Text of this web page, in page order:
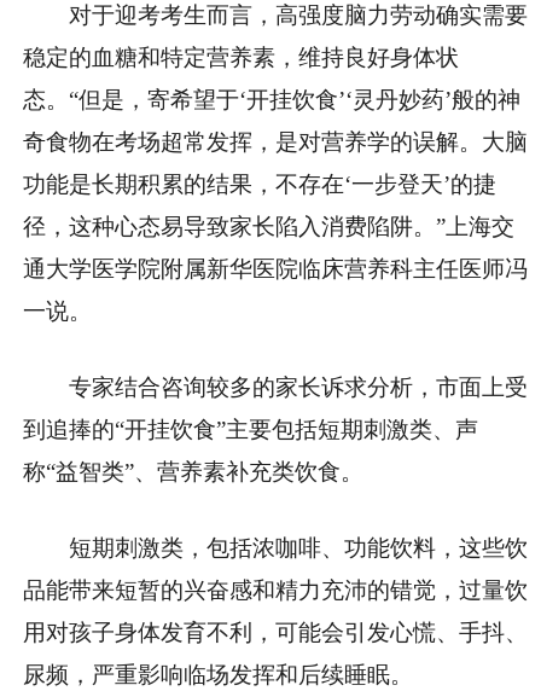
对于迎考考生而言，高强度脑力劳动确实需要
稳定的血糖和特定营养素，维持良好身体状
态。“但是，寄希望于‘开挂饮食’‘灵丹妙药’般的神
奇食物在考场超常发挥，是对营养学的误解。大脑
功能是长期积累的结果，不存在‘一步登天’的捷
径，这种心态易导致家长陷入消费陷阱。”上海交
通大学医学院附属新华医院临床营养科主任医师冯
一说。
专家结合咨询较多的家长诉求分析，市面上受
到追捧的“开挂饮食”主要包括短期刺激类、声
称“益智类”、营养素补充类饮食。
短期刺激类，包括浓咖啡、功能饮料，这些饮
品能带来短暂的兴奋感和精力充沛的错觉，过量饮
用对孩子身体发育不利，可能会引发心慌、手抖、
尿频，严重影响临场发挥和后续睡眠。